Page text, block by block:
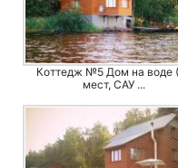
Коттедж №5 Дом на воде
мест, САУ ...